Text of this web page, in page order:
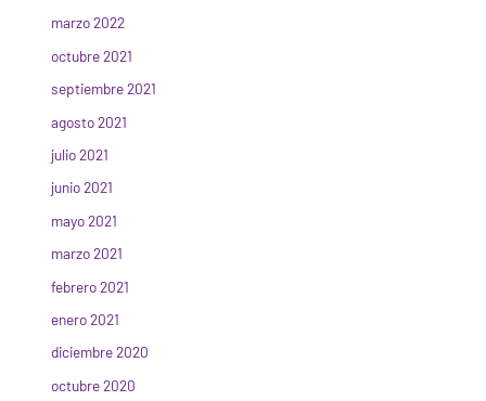
marzo 2022
octubre 2021
septiembre 2021
agosto 2021
julio 2021
junio 2021
mayo 2021
marzo 2021
febrero 2021
enero 2021
diciembre 2020
octubre 2020